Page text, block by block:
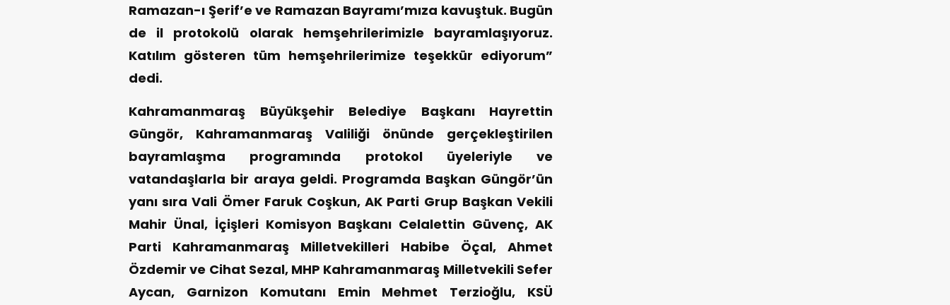
Ramazan-ı Şerif’e ve Ramazan Bayramı’mıza kavuştuk. Bugün
de il protokolü olarak hemşehrilerimizle bayramlaşıyoruz.
Katılım gösteren tüm hemşehrilerimize teşekkür ediyorum”
dedi.
Kahramanmaraş Büyükşehir Belediye Başkanı Hayrettin
Güngör, Kahramanmaraş Valiliği önünde gerçekleştirilen
bayramlaşma programında protokol üyeleriyle ve
vatandaşlarla bir araya geldi. Programda Başkan Güngör’ün
yanı sıra Vali Ömer Faruk Coşkun, AK Parti Grup Başkan Vekili
Mahir Ünal, İçişleri Komisyon Başkanı Celalettin Güvenç, AK
Parti Kahramanmaraş Milletvekilleri Habibe Öçal, Ahmet
Özdemir ve Cihat Sezal, MHP Kahramanmaraş Milletvekili Sefer
Aycan, Garnizon Komutanı Emin Mehmet Terzioğlu, KSÜ